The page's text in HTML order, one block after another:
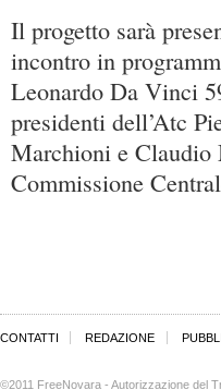
Il progetto sarà
incontro in
Leonardo Da Vinci
presidenti dell’Atc
Marchioni e
Commissione
CONTATTI REDAZIONE
©2011 FreeNovara - Autorizzazione del